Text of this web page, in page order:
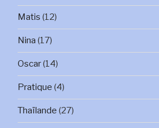
Matis (12)
Nina (17)
Oscar(14)
Pratique (4)
Thaïlande (27)